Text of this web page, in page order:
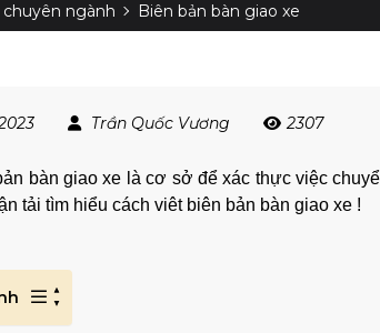
chuyên ngành Biên bản bàn giao xe
Trần Quốc Vương 2307
bàn giao xe là cơ sở để xác thực việc
tải tìm hiểu cách viêt biên bản bàn giao xe !